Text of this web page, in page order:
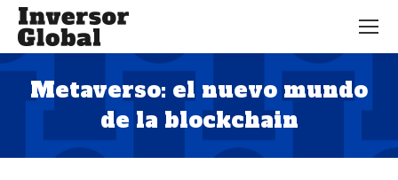
Metaverso: el nuevo mundo
de la blockchain
Estás aquí: